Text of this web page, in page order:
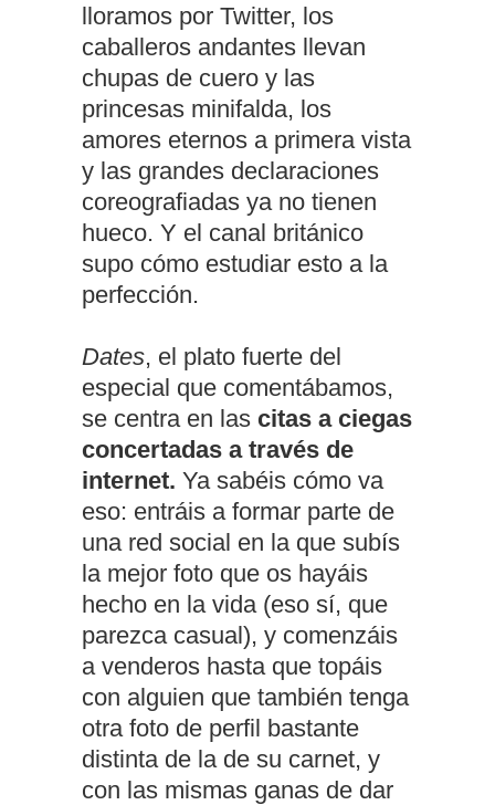
lloramos por Twitter, los
caballeros andantes llevan
chupas de cuero y las
princesas minifalda, los
amores eternos a primera vista
y las grandes declaraciones
coreografiadas ya no tienen
hueco. Y el canal británico
supo cómo estudiar esto a la
perfección.
Dates, el plato fuerte del
especial que comentábamos,
se centra en las citas a ciegas
concertadas a través de
internet. Ya sabéis cómo va
eso: entráis a formar parte de
una red social en la que subís
la mejor foto que os hayáis
hecho en la vida (eso sí, que
parezca casual), y comenzáis
a venderos hasta que topáis
con alguien que también tenga
otra foto de perfil bastante
distinta de la de su carnet, y
con las mismas ganas de dar